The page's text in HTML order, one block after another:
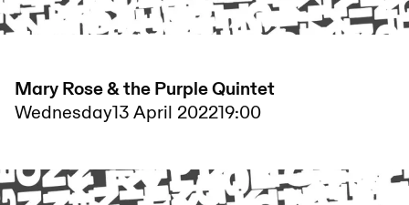
Mary Rose & the Purple Quintet
Wednesday13 April 202219:00